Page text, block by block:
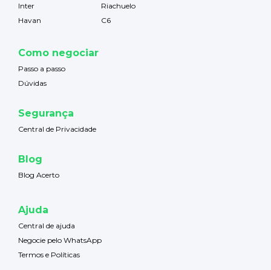
Inter
Riachuelo
Havan
C6
Como negociar
Passo a passo
Dúvidas
Segurança
Central de Privacidade
Blog
Blog Acerto
Ajuda
Central de ajuda
Negocie pelo WhatsApp
Termos e Políticas